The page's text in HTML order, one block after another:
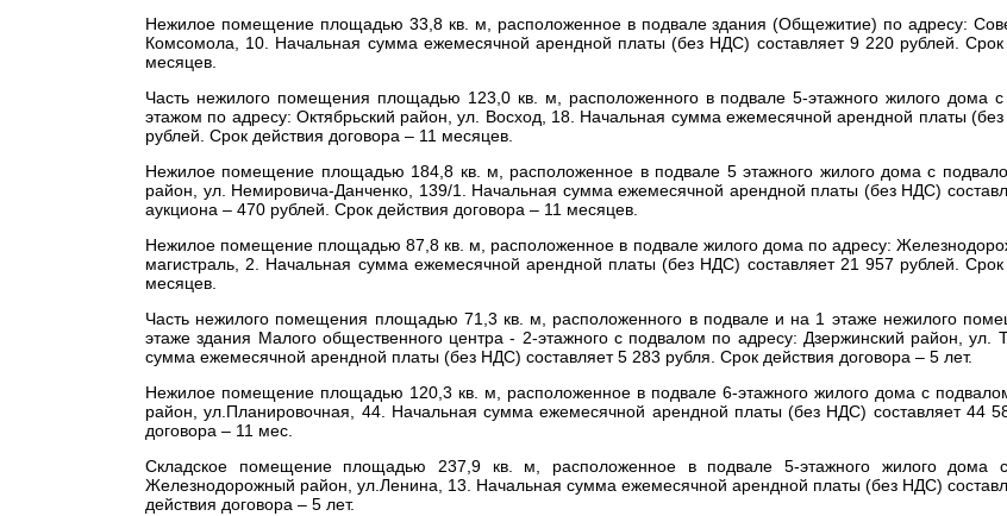
Нежилое помещение площадью 33,8 кв. м, расположенное в подвале здания (Общежитие) по адресу:
Комсомола, 10. Начальная сумма ежемесячной арендной платы (без НДС) составляет 9 220 рублей. Срок
месяцев.
Часть нежилого помещения площадью 123,0 кв. м, расположенного в подвале 5-этажного жилого дома
этажом по адресу: Октябрьский район, ул. Восход, 18. Начальная сумма ежемесячной арендной платы
рублей. Срок действия договора – 11 месяцев.
Нежилое помещение площадью 184,8 кв. м, расположенное в подвале 5 этажного жилого дома с
район, ул. Немировича-Данченко, 139/1. Начальная сумма ежемесячной арендной платы (без НДС)
аукциона – 470 рублей. Срок действия договора – 11 месяцев.
Нежилое помещение площадью 87,8 кв. м, расположенное в подвале жилого дома по адресу:
магистраль, 2. Начальная сумма ежемесячной арендной платы (без НДС) составляет 21 957 рублей. Срок
месяцев.
Часть нежилого помещения площадью 71,3 кв. м, расположенного в подвале и на 1 этаже нежилого
этаже здания Малого общественного центра - 2-этажного с подвалом по адресу: Дзержинский район, ул.
сумма ежемесячной арендной платы (без НДС) составляет5 283 рубля. Срок действия договора – 5 лет.
Нежилое помещение площадью 120,3 кв. м, расположенное в подвале 6-этажного жилого дома с
район, ул.Планировочная, 44. Начальная сумма ежемесячной арендной платы (без НДС) составляет 44
договора – 11 мес.
Складское помещение площадью 237,9 кв. м, расположенное в подвале 5-этажного жилого дома
Железнодорожный район, ул.Ленина, 13. Начальная сумма ежемесячной арендной платы (без НДС)
действия договора – 5 лет.